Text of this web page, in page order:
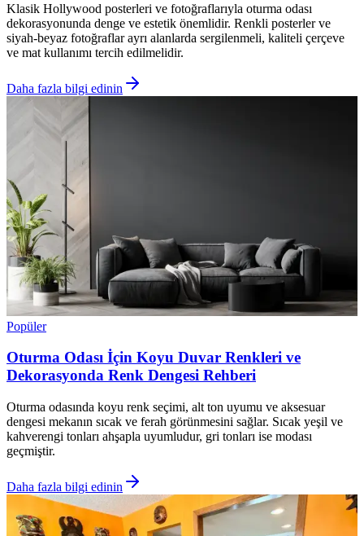
Klasik Hollywood posterleri ve fotoğraflarıyla oturma odası
dekorasyonunda denge ve estetik önemlidir. Renkli posterler ve
siyah-beyaz fotoğraflar ayrı alanlarda sergilenmeli, kaliteli çerçeve
ve mat kullanımı tercih edilmelidir.
Daha fazla bilgi edinin
Popüler
Oturma Odası İçin Koyu Duvar Renkleri ve
Dekorasyonda Renk Dengesi Rehberi
Oturma odasında koyu renk seçimi, alt ton uyumu ve aksesuar
dengesi mekanın sıcak ve ferah görünmesini sağlar. Sıcak yeşil ve
kahverengi tonları ahşapla uyumludur, gri tonları ise modası
geçmiştir.
Daha fazla bilgi edinin